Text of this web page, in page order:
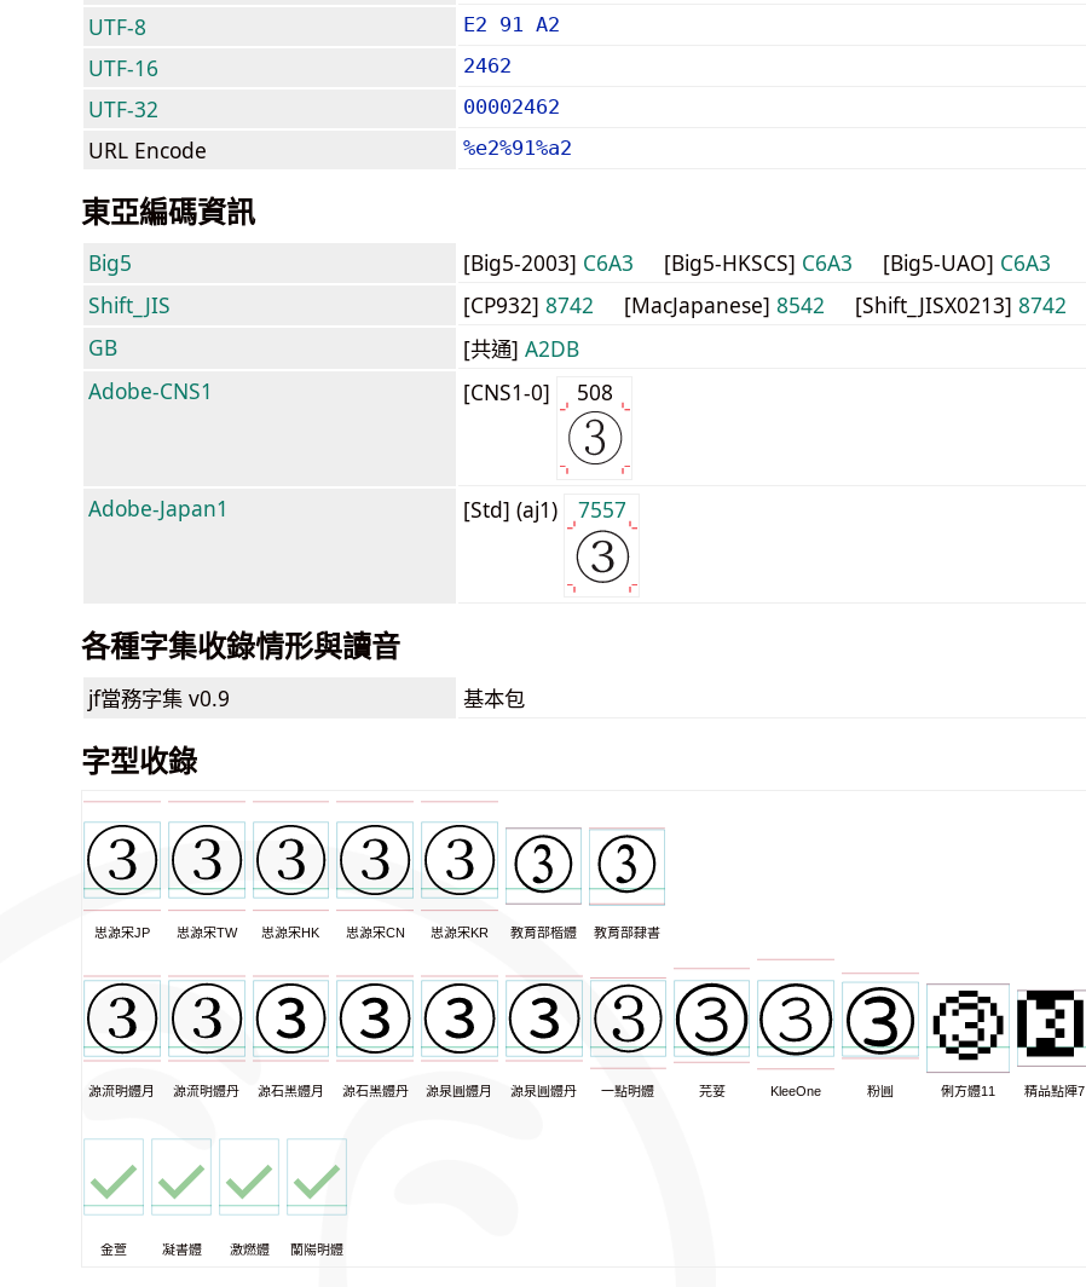
UTF-8 E2 91 A2
UTF-16 2462
UTF-32 00002462
URL Encode %e2%91%a2
東亞編碼資訊
Big5 [Big5-2003] C6A3 [Big5-HKSCS] C6A3 [Big5-UAO] C6A3
Shift_JIS
[CP932] 8742 [MacJapanese] 8542 [Shift_JISX0213] 8742
GB
[共通] A2DB
Adobe-CNS1
[CNS1-0] 508
Adobe-Japan1 [Std] (aj1) 7557
各種字集收錄情形與讀音
jf當務字集 v0.9 基本包
字型收錄
思源宋JP 思源宋TW 思源宋HK 思源宋CN 思源宋KR 教育部楷體 教育部隸書
源流明體月 源流明體丹 源石黑體月 源石黑體丹 源泉圓體月 源泉圓體丹 一點明體 芫荽 KleeOne 粉圓 俐方體11 精品點陣7
金萱 凝書體 激燃體 蘭陽明體